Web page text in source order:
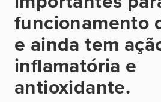
funcionamento
e ainda tem
inflamatória e
antioxidante.